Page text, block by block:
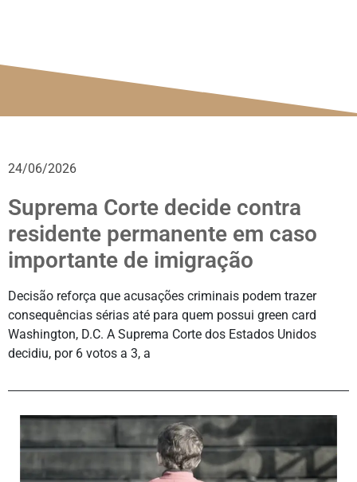
24/06/2026
Suprema Corte decide contra
residente permanente em caso
importante de imigração
Decisão reforça que acusações criminais podem trazer
consequências sérias até para quem possui green card
Washington, D.C. A Suprema Corte dos Estados Unidos
decidiu, por 6 votos a 3, a